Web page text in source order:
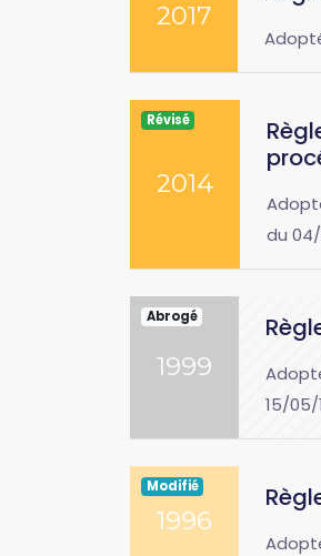
2017
Révisé
2014
du
Abrogé
1999
15/05/
Modifié
1996